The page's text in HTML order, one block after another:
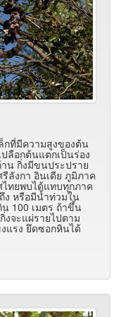
กที่มีความสูงของต้น
ลือกต้นแตกเป็นร่อง
น กิ่งมีขนประปราย
ลังกา อินเดีย ภูมิภาค
ทยพบได้แทบทุกภาค
ง หรือมีน้ำท่วมใน
100 เมตร ถ้าขึ้น
จะแผ่รายไปตาม
แรง ยึดซอกหินได้